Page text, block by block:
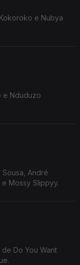
e Nubya
e Nduduzo
Sousa, André
Mossy Slippyy.
Do You Want